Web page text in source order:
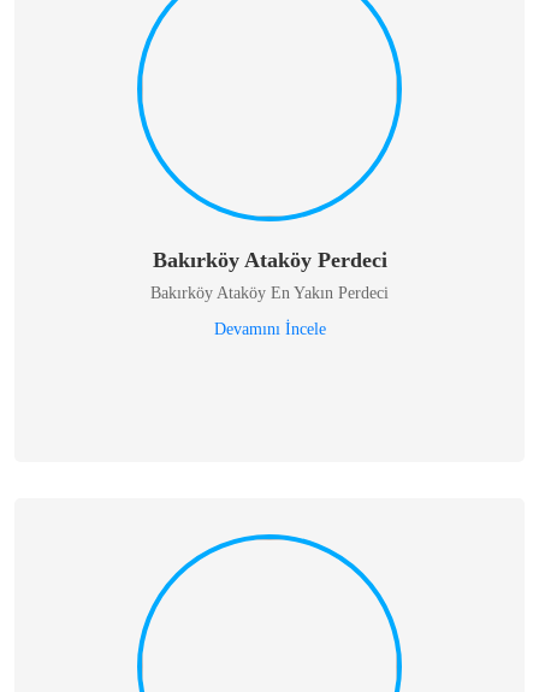
Bakırköy Ataköy Perdeci
Bakırköy Ataköy En Yakın Perdeci
Devamını İncele